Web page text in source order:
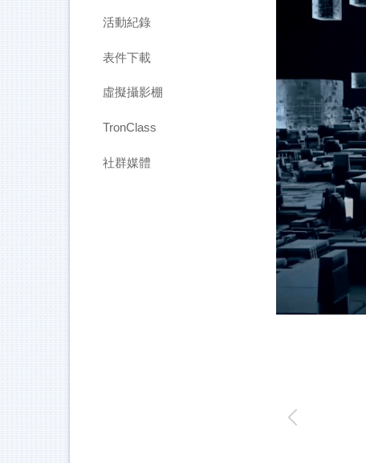
活動紀錄
表件下載
虛擬攝影棚
TronClass
社群媒體